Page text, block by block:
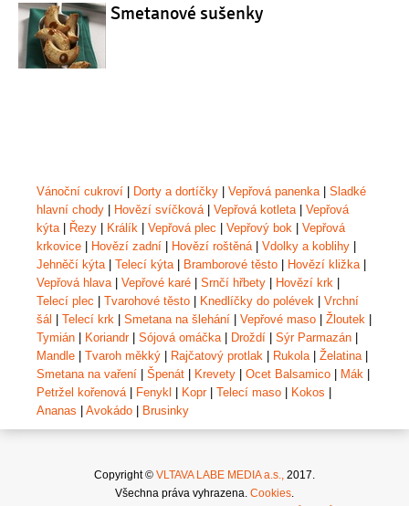
Smetanové sušenky
Vánoční cukroví | Dorty a dortíčky | Vepřová panenka | Sladké
hlavní chody | Hovězí svíčková | Vepřová kotleta | Vepřová
kýta | Řezy | Králík | Vepřová plec | Vepřový bok | Vepřová
krkovice | Hovězí zadní | Hovězí roštěná | Vdolky a koblihy |
Jehněčí kýta | Telecí kýta | Bramborové těsto | Hovězí kližka |
Vepřová hlava | Vepřové karé | Srnčí hřbety | Hovězí krk |
Telecí plec | Tvarohové těsto | Knedlíčky do polévek | Vrchní
šál | Telecí krk | Smetana na šlehání | Vepřové maso | Žloutek |
Tymián | Koriandr| Sójová omáčka | Droždí | Sýr Parmazán |
Mandle | Tvaroh měkký | Rajčatový protlak | Rukola | Želatina |
Smetana na vaření | Špenát | Krevety | Ocet Balsamico | Mák |
Petržel kořenová | Fenykl | Kopr| Telecí maso | Kokos |
Ananas | Avokádo | Brusinky
Copyright © VLTAVA LABE MEDIA a.s.,
2017.
Všechna práva vyhrazena. Cookies